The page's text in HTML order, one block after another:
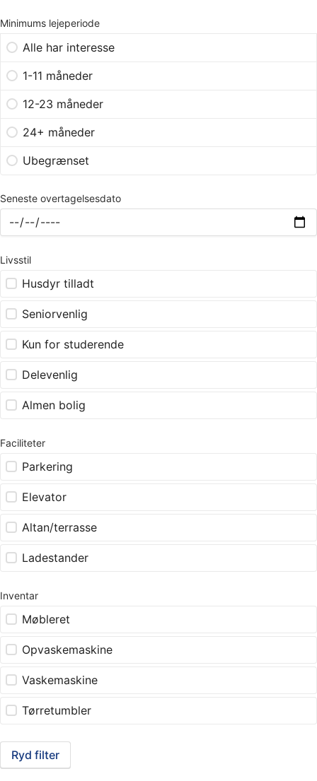
Minimums lejeperiode
Alle har interesse
1-11 måneder
12-23 måneder
24+ måneder
Ubegrænset
Seneste overtagelsesdato
Livsstil
Husdyr tilladt
Seniorvenlig
Kun for studerende
Delevenlig
Almen bolig
Faciliteter
Parkering
Elevator
Altan/terrasse
Ladestander
Inventar
Møbleret
Opvaskemaskine
Vaskemaskine
Tørretumbler
Ryd filter